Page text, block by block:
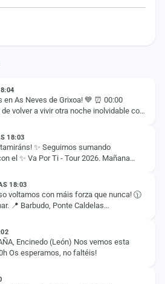
en As Neves de Grixoa! 💙 ⏰ 00:00
volver a vivir otra noche inolvidable con
18:03
✨ Seguimos sumando
el ✨ Va Por Ti - Tour 2026. Mañana
18:03
voltamos con máis forza que nunca! 🕦
📍 Barbudo, Ponte Caldelas
Encinedo (León) Nos vemos esta
Os esperamos, no faltéis!